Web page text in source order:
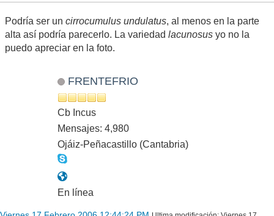
Podría ser un cirrocumulus undulatus, al menos en la parte
alta así podría parecerlo. La variedad lacunosus yo no la
puedo apreciar en la foto.
FRENTEFRIO
Cb Incus
Mensajes: 4,980
Ojáiz-Peñacastillo (Cantabria)
En línea